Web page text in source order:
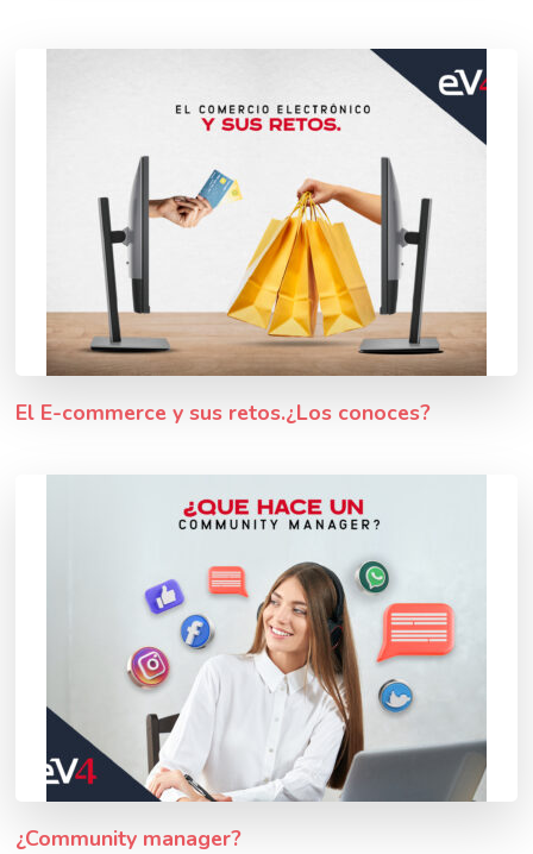
El E-commerce y sus retos.¿Los conoces?
¿Community manager?